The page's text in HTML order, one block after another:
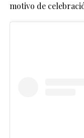
motivo de